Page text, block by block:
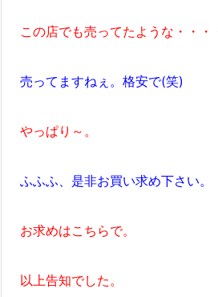
この店でも売ってたような・・・
売ってますねぇ。格安で(笑)
やっぱり～。
ふふふ、是非お買い求め下さい。
お求めはこちらで。
以上告知でした。